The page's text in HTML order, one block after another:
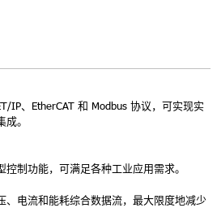
IP、EtherCAT 和 Modbus 协议，可实现实
。
制功能，可满足各种工业应用需求。
、电流和能耗综合数据流，最大限度地减少